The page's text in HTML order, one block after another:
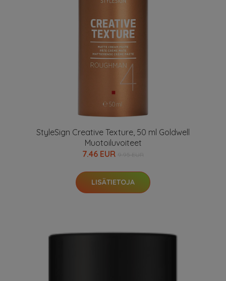
StyleSign Creative Texture, 50 ml Goldwell
Muotoiluvoiteet
7.46 EUR
LISÄTIETOJA